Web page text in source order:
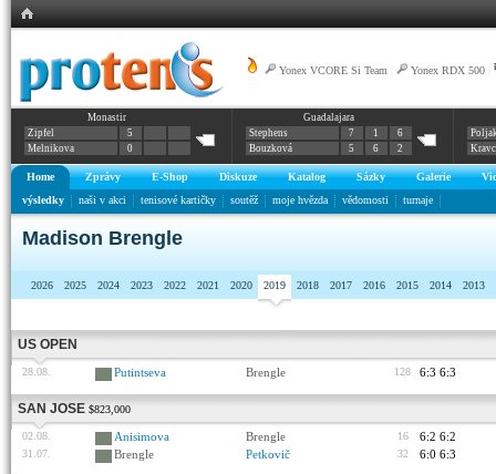
Yonex VCORE Si Team Yonex RDX 500
Monastir
Zipfel
5
Melnikova
0
Guadalajara
Stephens
7 1
6
Bouzková
5 6 2
Home Zprávy E-Shop Diskuze Katalog Sázky Galerie
výsledky
naši v akci tenisové kartičky soutěž moje hvězda vědomosti turnaje
Madison Brengle
2026 2025 2024 2023 2022 2021 2020 2019 2018 2017 2016 2015 2014 2013
US OPEN
28.08. Putintseva Brengle 128 6:3 6:3
SAN JOSE $823,000
02.08. Anisimova Brengle 16 6:2 6:2
31.07. Brengle Petkovič 32 6:0 6:3